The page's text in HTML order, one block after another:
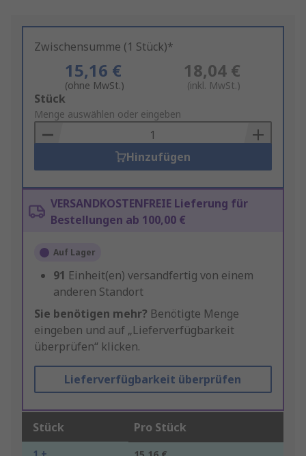
Zwischensumme (1 Stück)*
15,16 €
(ohne MwSt.)
18,04 €
(inkl. MwSt.)
Add
to
Basket
Stück
Menge auswählen oder eingeben
Hinzufügen
VERSANDKOSTENFREIE Lieferung für
Bestellungen ab 100,00 €
Auf Lager
91 Einheit(en) versandfertig von einem
anderen Standort
Sie benötigen mehr? Benötigte Menge
eingeben und auf „Lieferverfügbarkeit
überprüfen“ klicken.
Lieferverfügbarkeit überprüfen
Stück Pro Stück